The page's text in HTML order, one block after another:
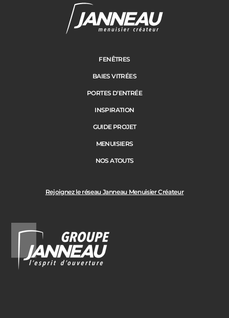
Cloture
Suivant
Adresse des travaux
Code Postal des travaux
Rejoignez le réseau Janneau Menuisier Créateur
FENÊTRES
BAIES VITRÉES
PORTES D’ENTRÉE
INSPIRATION
GUIDE PROJET
MENUISIERS
NOS ATOUTS